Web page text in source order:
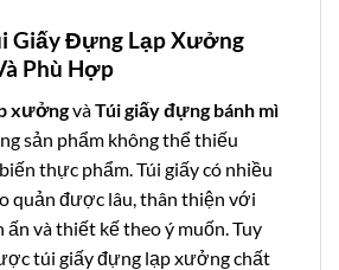
Giấy Đựng Lạp Xưởng
Phù Hợp
xưởngvàTúi giấy đựng bánh mì
sản phẩm không thể thiếu
thực phẩm. Túi giấy có nhiều
quản được lâu, thân thiện với
và thiết kế theo ý muốn. Tuy
túi giấy đựng lạp xưởng chất